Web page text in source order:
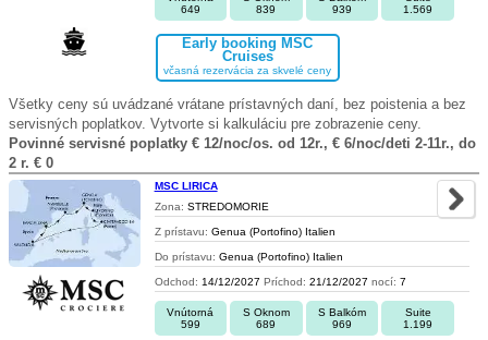
649
839
939
1.569
Early booking MSC
Cruises
včasná rezervácia za skvelé ceny
Všetky ceny sú uvádzané vrátane prístavných daní, bez poistenia a bez
servisných poplatkov. Vytvorte si kalkuláciu pre zobrazenie ceny.
Povinné servisné poplatky € 12/noc/os. od 12r., € 6/noc/deti 2-11r., do
2 r. € 0
MSC LIRICA
Zona: STREDOMORIE
Z prístavu: Genua (Portofino) Italien
Do prístavu: Genua (Portofino) Italien
Odchod: 14/12/2027 Príchod: 21/12/2027 nocí: 7
Vnútorná
599
S Oknom
689
S Balkóm
969
Suite
1.199